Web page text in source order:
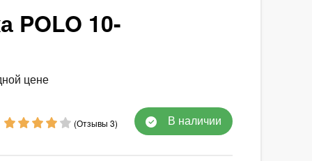
POLO 10-
цене
(Отзывы 3) В наличии